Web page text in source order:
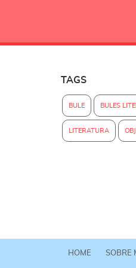
TAGS
BULE BULES
LITERATURA
HOME SOBRE